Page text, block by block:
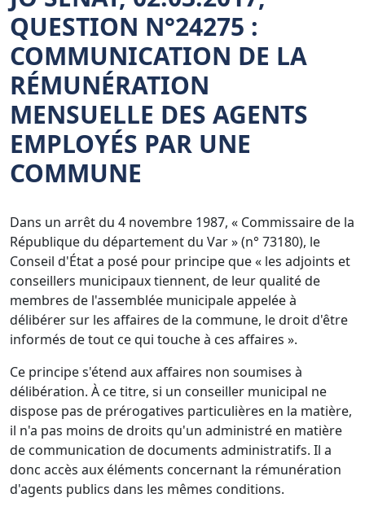
QUESTION N°24275 :
COMMUNICATION DE LA
RÉMUNÉRATION
MENSUELLE DES AGENTS
EMPLOYÉS PAR UNE
COMMUNE
Dans un arrêt du 4 novembre 1987, « Commissaire de la
République du département du Var » (n° 73180), le
Conseil d'État a posé pour principe que « les adjoints et
conseillers municipaux tiennent, de leur qualité de
membres de l'assemblée municipale appelée à
délibérer sur les affaires de la commune, le droit d'être
informés de tout ce qui touche à ces affaires ».
Ce principe s'étend aux affaires non soumises à
délibération. À ce titre, si un conseiller municipal ne
dispose pas de prérogatives particulières en la matière,
il n'a pas moins de droits qu'un administré en matière
de communication de documents administratifs. Il a
donc accès aux éléments concernant la rémunération
d'agents publics dans les mêmes conditions.